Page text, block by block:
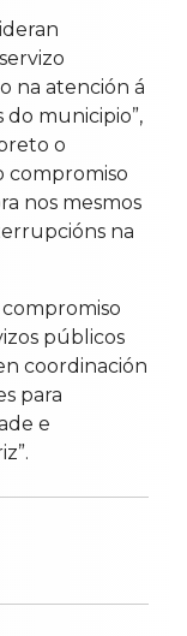
na atención á
do municipio”,
o
compromiso
nos mesmos
na
públicos
coordinación
para
e